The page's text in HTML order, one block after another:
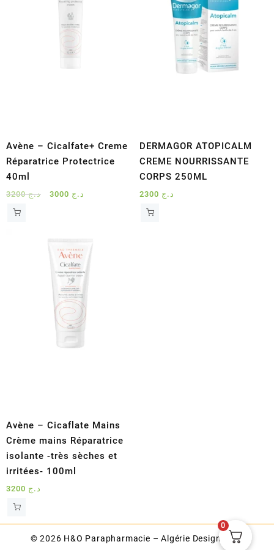
Avène – Cicalfate+ Creme
Réparatrice Protectrice
40ml
د.ج3200
Le
د.ج
DERMAGOR ATOPICALM
CREME NOURRISSANTE
CORPS 250ML
د.ج
Avène – Cicaflate Mains
Crème mains Réparatrice
isolante -très sèches et
irritées- 100ml
د.ج
© 2026 H&O Parapharmacie – Algérie Designed by
0